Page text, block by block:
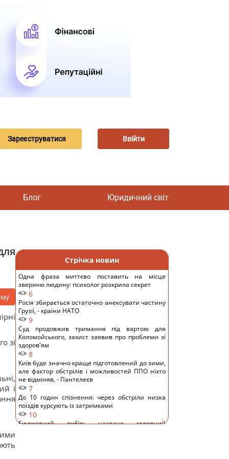
Зареєструватися Ввійти
Блог Юридичний світ
зі
і
Стрічка новин
Одна фраза миттєво поставить на місце
зверхню людину: психолог розкрила секрет
6
Росія збирається остаточно анексувати частину
Грузії, - країни НАТО
9
Суд продовжив тримання під вартою для
Коломойського, захист заявив про проблеми зі
здоров'ям
8
Київ буде значно краще підготовлений до зими,
але фактор обстрілів і можливостей ППО ніхто
не відміняв, - Пантелеєв
7
До 10 годин спізнення: через обстріли низка
поїздів курсують із затримками
10
Бюджетний вибір: названо головний